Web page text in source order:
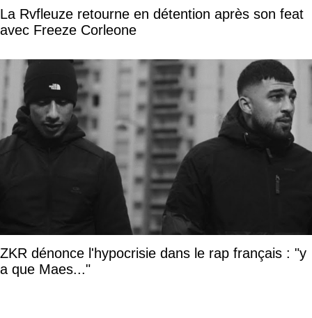
La Rvfleuze retourne en détention après son feat
avec Freeze Corleone
ZKR dénonce l'hypocrisie dans le rap français : "y
a que Maes..."